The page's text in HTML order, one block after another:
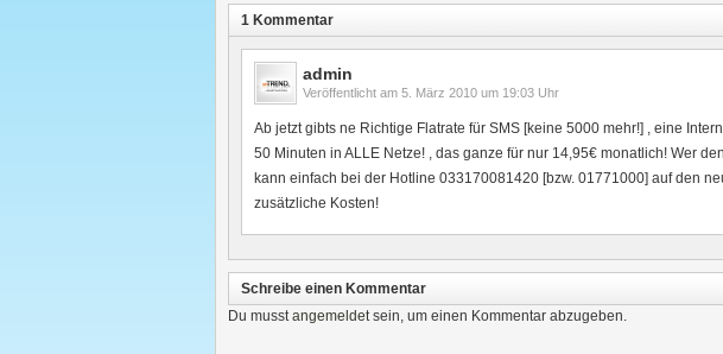
1 Kommentar
admin
Veröffentlicht am 5. März 2010 um 19:03 Uhr
Ab jetzt gibts ne Richtige Flatrate für SMS [keine 5000 mehr!] , eine
50 Minuten in ALLE Netze! , das ganze für nur 14,95€ monatlich! Wer
kann einfach bei der Hotline 033170081420 [bzw. 01771000] auf den
zusätzliche Kosten!
Schreibe einen Kommentar
Du musstangemeldetsein, um einen Kommentar abzugeben.